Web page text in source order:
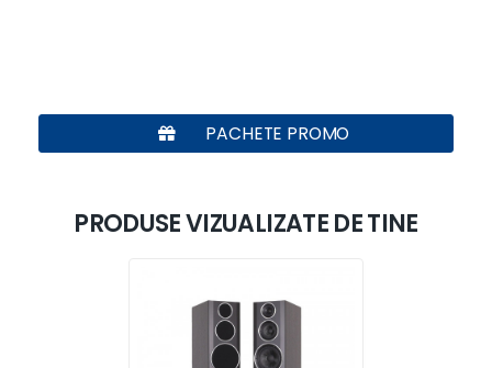
PACHETE PROMO
PRODUSE VIZUALIZATE DE TINE